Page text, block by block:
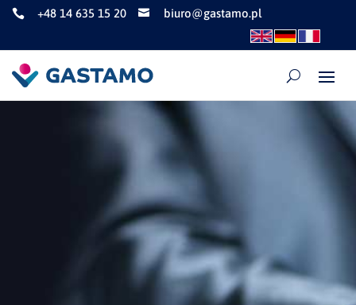
 +48 14 635 15 20  biuro@gastamo.pl